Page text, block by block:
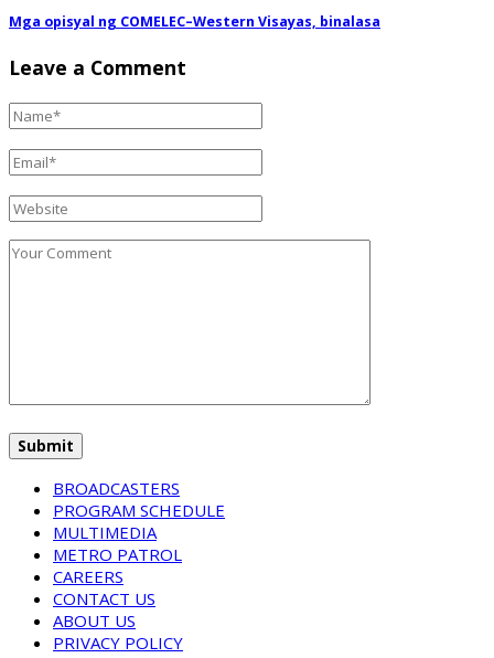
Mga opisyal ng COMELEC–Western Visayas, binalasa
Leave a Comment
BROADCASTERS
PROGRAM SCHEDULE
MULTIMEDIA
METRO PATROL
CAREERS
CONTACT US
ABOUT US
PRIVACY POLICY